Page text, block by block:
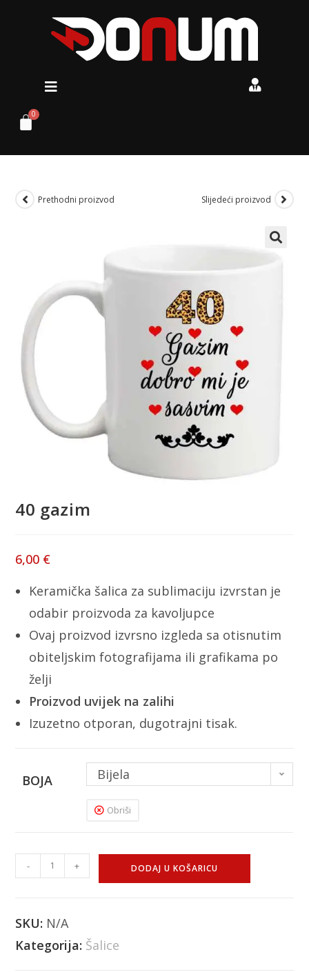
Prethodni proizvod Slijedeći proizvod
40 gazim
6,00 €
Keramička šalica za sublimaciju izvrstan je
odabir proizvoda za kavoljupce
Ovaj proizvod izvrsno izgleda sa otisnutim
obiteljskim fotografijama ili grafikama po
želji
Proizvod uvijek na zalihi
Izuzetno otporan, dugotrajni tisak.
BOJA Bijela
Obriši
- + DODAJ U KOŠARICU
SKU: N/A
Kategorija: Šalice